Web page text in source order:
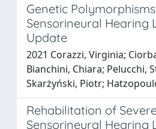
Genetic
Sensorineural Hearing
Update
2021 Corazzi, Virginia;
Bianchini, Chiara; Pelucchi,
Skarżyński, Piotr;
Rehabilitation of
Sensorineural Hearing